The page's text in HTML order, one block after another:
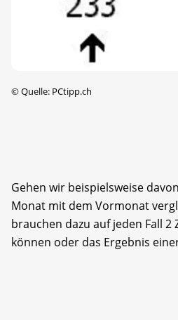
©Quelle: PCtipp.ch
Gehen wir beispielsweise
Monat mit dem Vormonat
brauchen dazu auf jeden Fall 2
können oder das Ergebnis